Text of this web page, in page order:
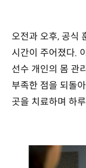
오전과 오후, 공식
시간이 주어졌다.
선수 개인의 몸 관
부족한 점을 되돌
곳을 치료하며 하